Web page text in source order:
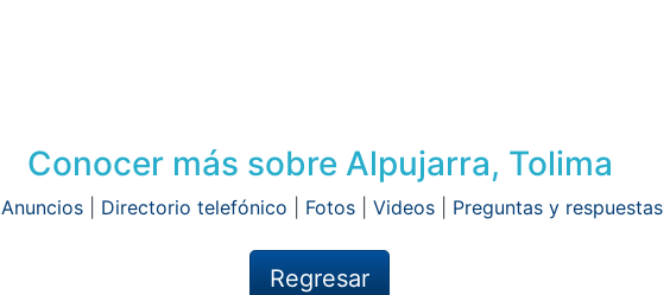
Conocer más sobre Alpujarra, Tolima
Anuncios| Directorio telefónico Fotos| Videos| Preguntas y respuestas|
Regresar